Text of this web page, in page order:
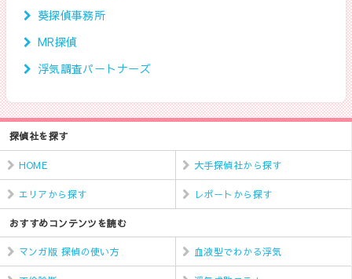
葵探偵事務所
MR探偵
浮気調査パートナーズ
探偵社を探す
HOME 大手探偵社から探す
エリアから探す レポートから探す
おすすめコンテンツを読む
マンガ版 探偵の使い方 血液型でわかる浮気